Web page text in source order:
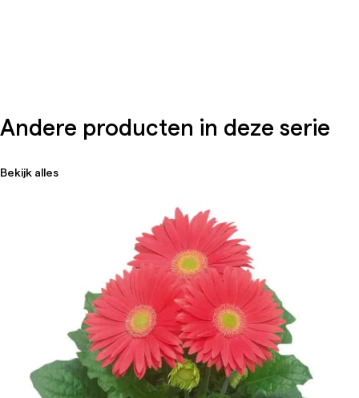
Andere producten in deze serie
Bekijk alles